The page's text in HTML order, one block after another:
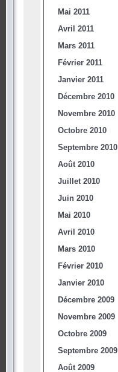
Mai 2011
Avril 2011
Mars 2011
Février 2011
Janvier 2011
Décembre 2010
Novembre 2010
Octobre 2010
Septembre 2010
Août 2010
Juillet 2010
Juin 2010
Mai 2010
Avril 2010
Mars 2010
Février 2010
Janvier 2010
Décembre 2009
Novembre 2009
Octobre 2009
Septembre 2009
Août 2009